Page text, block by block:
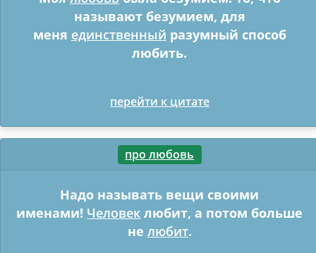
называют безумием, для
меня единственный разумный способ
любить.
перейти к цитате
про любовь
Надо называть вещи своими
именами! Человек любит, а потом больше
не любит.